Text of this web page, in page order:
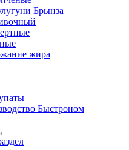
Брынза
жира
Быстроном